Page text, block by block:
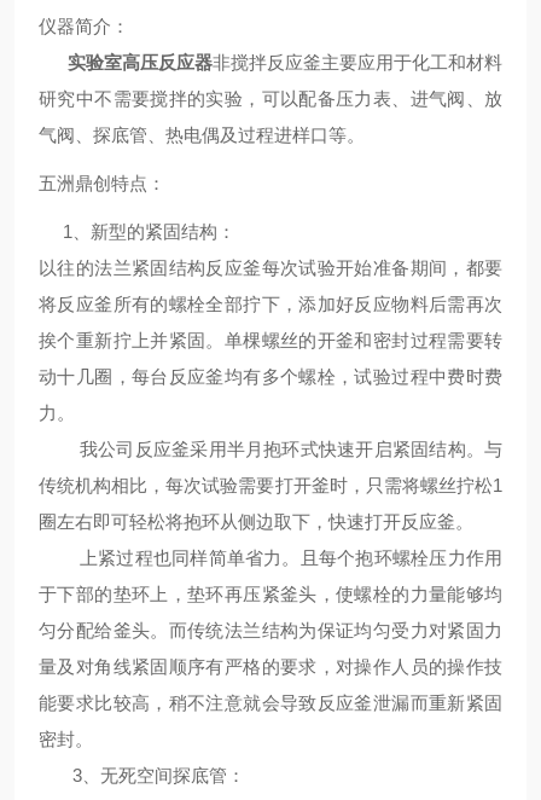
仪器简介 ：
实验室高压反应器非搅拌反应釜主要应用于化工和材料
研究中不需要搅拌的实验，可以配备压力表、进气阀、放
气阀、探底管、热电偶及过程进样口等。
五洲鼎创 特点 ：
1、新型的紧固结构：
以往的法兰紧固结构反应釜每次试验开始准备期间，都要
将反应釜所有的螺栓全部拧下，添加好反应物料后需再次
挨个重新拧上并紧固。单棵螺丝的开釜和密封过程需要转
动十几圈，每台反应釜均有多个螺栓，试验过程中费时费
力。
我公司反应釜采用半月抱环式快速开启紧固结构。与
传统机构相比，每次试验需要打开釜时，只需将螺丝拧松1
圈左右即可轻松将抱环从侧边取下，快速打开反应釜。
上紧过程也同样简单省力。且每个抱环螺栓压力作用
于下部的垫环上，垫环再压紧釜头，使螺栓的力量能够均
匀分配给釜头。而传统法兰结构为保证均匀受力对紧固力
量及对角线紧固顺序有严格的要求，对操作人员的操作技
能要求比较高，稍不注意就会导致反应釜泄漏而重新紧固
密封。
3、 无死空间探底管 ：